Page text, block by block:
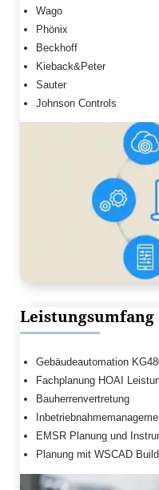
Wago
Phönix
Beckhoff
Kieback&Peter
Sauter
Johnson Controls
Leistungsumfang
Gebäudeautomation
Fachplanung HOAI
Bauherrenvertretung
EMSR Planung und
Planung mit WSCAD